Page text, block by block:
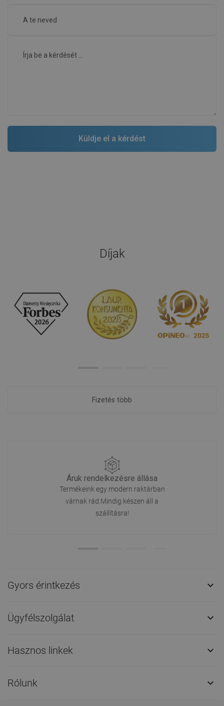
Díjak
Fizetés több
Áruk rendelkezésre állása
Termékeink egy modern raktárban
várnak rád.Mindig készen áll a
szállításra!
Gyors érintkezés 
Ügyfélszolgálat 
Hasznos linkek 
Rólunk 